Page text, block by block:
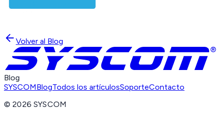
Volver al Blog
Blog
SYSCOMBlogTodos los artículosSoporteContacto
©2026 SYSCOM